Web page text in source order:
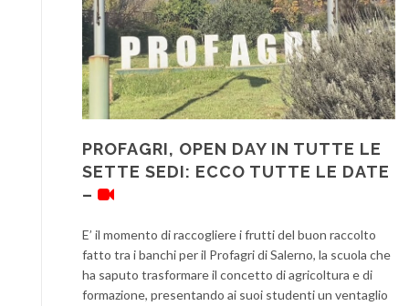
PROFAGRI, OPEN DAY IN TUTTE LE
SETTE SEDI: ECCO TUTTE LE DATE
–
E’ il momento di raccogliere i frutti del buon raccolto
fatto tra i banchi per il Profagri di Salerno, la scuola che
ha saputo trasformare il concetto di agricoltura e di
formazione, presentando ai suoi studenti un ventaglio